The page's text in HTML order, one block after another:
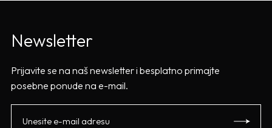
Newsletter
Prijavite se na naš newsletter i besplatno primajte
posebne ponude na e-mail.